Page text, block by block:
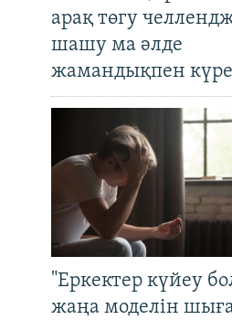
арақ төгу
шашу ма әлде
жамандықпен
"Еркектер күйеу
жаңа моделін